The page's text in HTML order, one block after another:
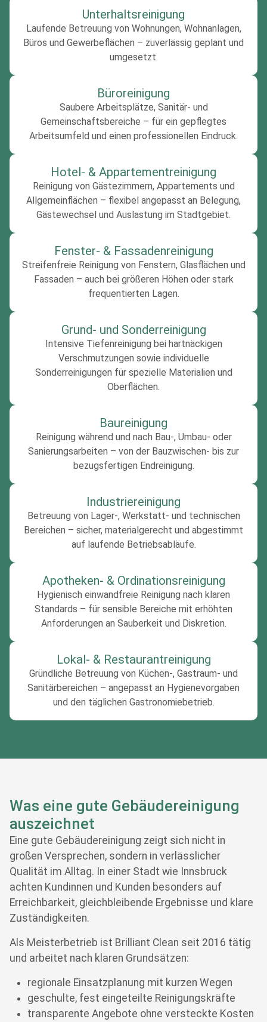
Unterhaltsreinigung
Laufende Betreuung von Wohnungen, Wohnanlagen,
Büros und Gewerbeflächen – zuverlässig geplant und
umgesetzt.
Büroreinigung
Saubere Arbeitsplätze, Sanitär- und
Gemeinschaftsbereiche – für ein gepflegtes
Arbeitsumfeld und einen professionellen Eindruck.
Hotel- & Appartementreinigung
Reinigung von Gästezimmern, Appartements und
Allgemeinflächen – flexibel angepasst an Belegung,
Gästewechsel und Auslastung im Stadtgebiet.
Fenster- & Fassadenreinigung
Streifenfreie Reinigung von Fenstern, Glasflächen und
Fassaden – auch bei größeren Höhen oder stark
frequentierten Lagen.
Grund- und Sonderreinigung
Intensive Tiefenreinigung bei hartnäckigen
Verschmutzungen sowie individuelle
Sonderreinigungen für spezielle Materialien und
Oberflächen.
Baureinigung
Reinigung während und nach Bau-, Umbau- oder
Sanierungsarbeiten – von der Bauzwischen- bis zur
bezugsfertigen Endreinigung.
Industriereinigung
Betreuung von Lager-, Werkstatt- und technischen
Bereichen – sicher, materialgerecht und abgestimmt
auf laufende Betriebsabläufe.
Apotheken- & Ordinationsreinigung
Hygienisch einwandfreie Reinigung nach klaren
Standards – für sensible Bereiche mit erhöhten
Anforderungen an Sauberkeit und Diskretion.
Lokal- & Restaurantreinigung
Gründliche Betreuung von Küchen-, Gastraum- und
Sanitärbereichen – angepasst an Hygienevorgaben
und den täglichen Gastronomiebetrieb.
Was eine gute Gebäudereinigung
auszeichnet
Eine gute Gebäudereinigung zeigt sich nicht in
großen Versprechen, sondern in verlässlicher
Qualität im Alltag. In einer Stadt wie Innsbruck
achten Kundinnen und Kunden besonders auf
Erreichbarkeit, gleichbleibende Ergebnisse und klare
Zuständigkeiten.
Als Meisterbetrieb ist Brilliant Clean seit 2016 tätig
und arbeitet nach klaren Grundsätzen:
regionale Einsatzplanung mit kurzen Wegen
geschulte, fest eingeteilte Reinigungskräfte
transparente Angebote ohne versteckte Kosten